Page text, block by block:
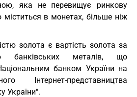
яка не перевищує ринкову
міститься в монетах, більше ніж
золота є вартість золота за
банківських металів, що
банком України на
Інтернет-представництва
України".